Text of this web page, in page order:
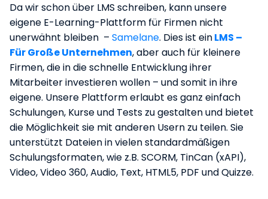
Da wir schon über LMS schreiben, kann unsere
eigene E-Learning-Plattform für Firmen nicht
unerwähnt bleiben – Samelane. Dies ist einLMS –
Für Große Unternehmen, aber auch für kleinere
Firmen, die in die schnelle Entwicklung ihrer
Mitarbeiter investieren wollen – und somit in ihre
eigene. Unsere Plattform erlaubt es ganz einfach
Schulungen, Kurse und Tests zu gestalten und bietet
die Möglichkeit sie mit anderen Usern zu teilen. Sie
unterstützt Dateien in vielen standardmäßigen
Schulungsformaten, wie z.B. SCORM, TinCan (xAPI),
Video, Video 360, Audio, Text, HTML5, PDF und Quizze.